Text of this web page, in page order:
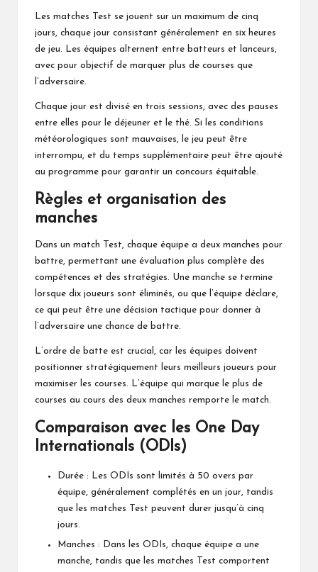
Les matches Test se jouent sur un maximum de cinq
jours, chaque jour consistant généralement en six heures
de jeu. Les équipes alternent entre batteurs et lanceurs,
avec pour objectif de marquer plus de courses que
l’adversaire.
Chaque jour est divisé en trois sessions, avec des pauses
entre elles pour le déjeuner et le thé. Si les conditions
météorologiques sont mauvaises, le jeu peut être
interrompu, et du temps supplémentaire peut être ajouté
au programme pour garantir un concours équitable.
Règles et organisation des
manches
Dans un match Test, chaque équipe a deux manches pour
battre, permettant une évaluation plus complète des
compétences et des stratégies. Une manche se termine
lorsque dix joueurs sont éliminés, ou que l’équipe déclare,
ce qui peut être une décision tactique pour donner à
l’adversaire une chance de battre.
L’ordre de batte est crucial, car les équipes doivent
positionner stratégiquement leurs meilleurs joueurs pour
maximiser les courses. L’équipe qui marque le plus de
courses au cours des deux manches remporte le match.
Comparaison avec les One Day
Internationals (ODIs)
Durée : Les ODIs sont limités à 50 overs par
équipe, généralement complétés en un jour, tandis
que les matches Test peuvent durer jusqu’à cinq
jours.
Manches : Dans les ODIs, chaque équipe a une
manche, tandis que les matches Test comportent